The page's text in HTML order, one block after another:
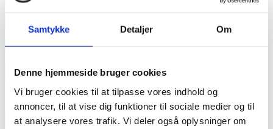
Samtykke Detaljer Om
Denne hjemmeside bruger cookies
Vi bruger cookies til at tilpasse vores indhold og
annoncer, til at vise dig funktioner til sociale medier og til
at analysere vores trafik. Vi deler også oplysninger om
annonce
Like us
RAINBOW BUSINESS DENMARK